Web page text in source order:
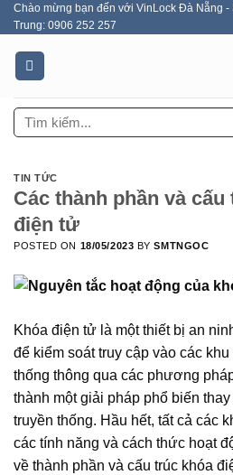
Skip
to
content
Chào mừng bạn đến với VinLock Đà Nẵng -
Trung: 0906 252 257
Tìm
kiếm:
TIN TỨC
Các thành phần và
điện tử
POSTED ON 18/05/2023 BYSMTNGOC
Khóa điện tử là một thiết bị an
để kiểm soát truy cập vào các
thống thông qua các phương
thành một giải pháp phổ biến
truyền thống. Hầu hết, tất cả các
các tính năng và cách thức hoạt
về thành phần và cấu trúc khóa